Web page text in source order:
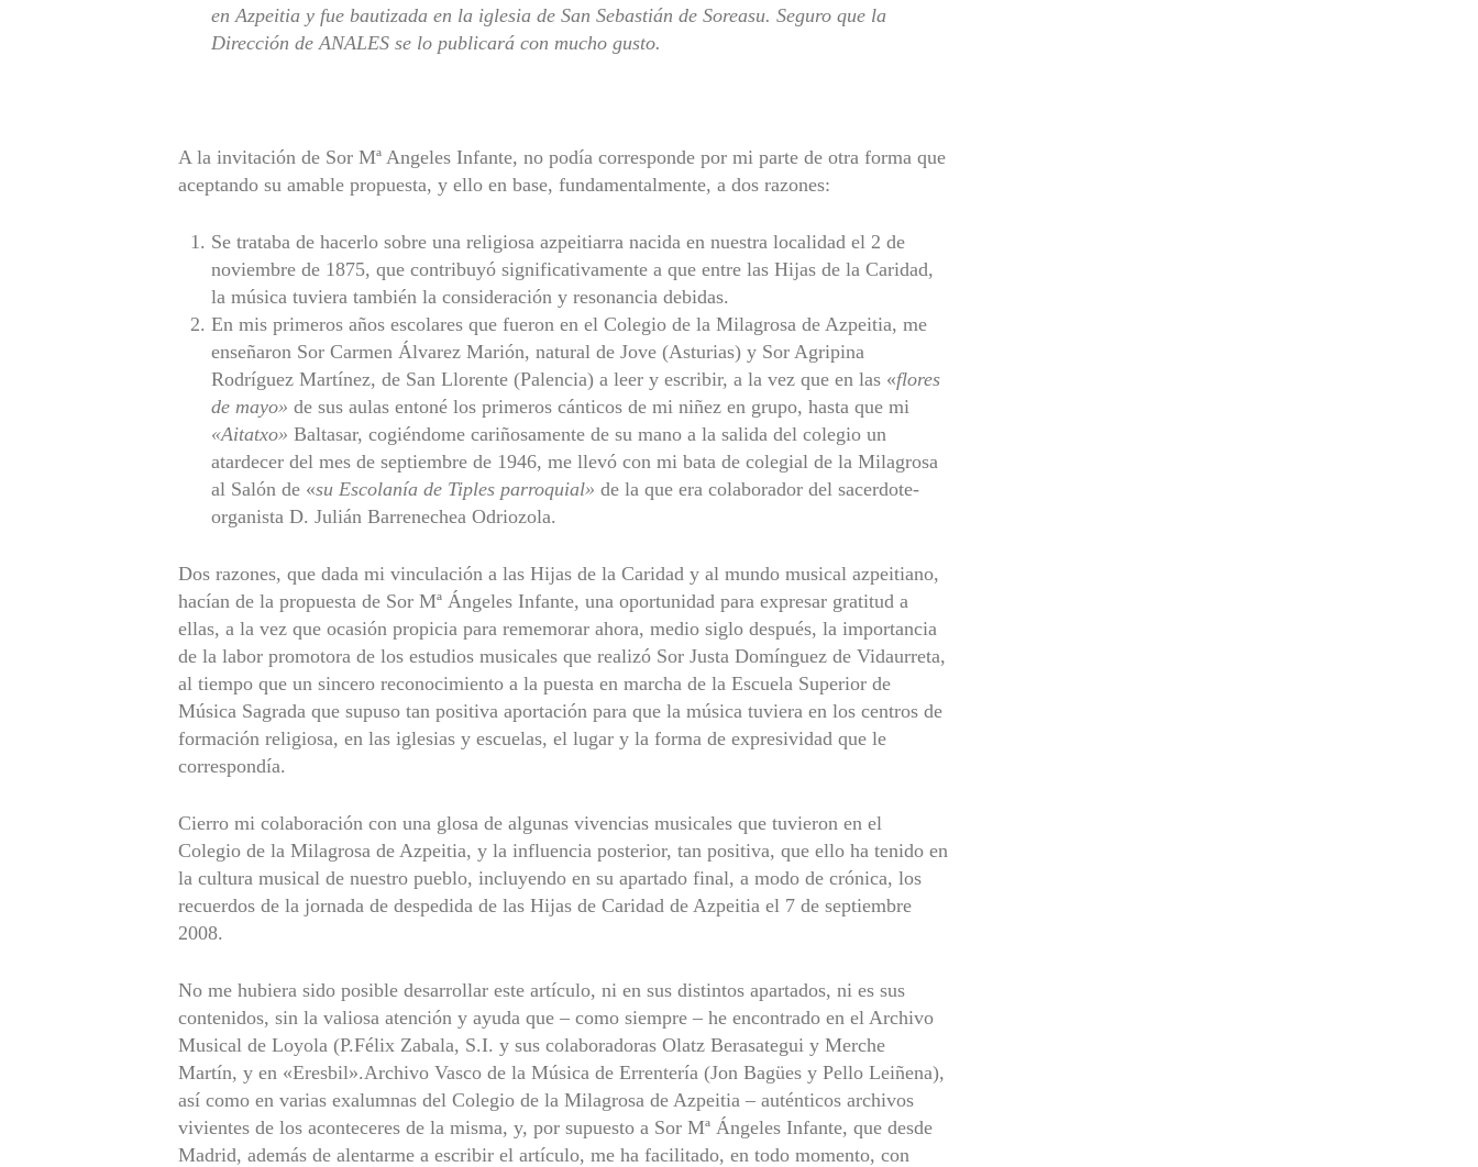
en Azpeitia y fue bautizada en la iglesia de San Sebastián de Soreasu. Seguro que la
Dirección de ANALES se lo publicará con mucho gusto.
A la invitación de Sor Mª Angeles Infante, no podía corresponde por mi parte de otra forma que
aceptando su amable propuesta, y ello en base, fundamentalmente, a dos razones:
Se trataba de hacerlo sobre una religiosa azpeitiarra nacida en nuestra localidad el 2 de
noviembre de 1875, que contribuyó significativamente a que entre las Hijas de la Caridad,
la música tuviera también la consideración y resonancia debidas.
En mis primeros años escolares que fueron en el Colegio de la Milagrosa de Azpeitia, me
enseñaron Sor Carmen Álvarez Marión, natural de Jove (Asturias) y Sor Agripina
Rodríguez Martínez, de San Llorente (Palencia) a leer y escribir, a la vez que en las «flores
de mayo» de sus aulas entoné los primeros cánticos de mi niñez en grupo, hasta que mi
«Aitatxo» Baltasar, cogiéndome cariñosamente de su mano a la salida del colegio un
atardecer del mes de septiembre de 1946, me llevó con mi bata de colegial de la Milagrosa
al Salón de «su Escolanía de Tiples parroquial» de la que era colaborador del sacerdote-
organista D. Julián Barrenechea Odriozola.
Dos razones, que dada mi vinculación a las Hijas de la Caridad y al mundo musical azpeitiano,
hacían de la propuesta de Sor Mª Ángeles Infante, una oportunidad para expresar gratitud a
ellas, a la vez que ocasión propicia para rememorar ahora, medio siglo después, la importancia
de la labor promotora de los estudios musicales que realizó Sor Justa Domínguez de Vidaurreta,
al tiempo que un sincero reconocimiento a la puesta en marcha de la Escuela Superior de
Música Sagrada que supuso tan positiva aportación para que la música tuviera en los centros de
formación religiosa, en las iglesias y escuelas, el lugar y la forma de expresividad que le
correspondía.
Cierro mi colaboración con una glosa de algunas vivencias musicales que tuvieron en el
Colegio de la Milagrosa de Azpeitia, y la influencia posterior, tan positiva, que ello ha tenido en
la cultura musical de nuestro pueblo, incluyendo en su apartado final, a modo de crónica, los
recuerdos de la jornada de despedida de las Hijas de Caridad de Azpeitia el 7 de septiembre
2008.
No me hubiera sido posible desarrollar este artículo, ni en sus distintos apartados, ni es sus
contenidos, sin la valiosa atención y ayuda que – como siempre – he encontrado en el Archivo
Musical de Loyola (P.Félix Zabala, S.I. y sus colaboradoras Olatz Berasategui y Merche
Martín, y en «Eresbil».Archivo Vasco de la Música de Errentería (Jon Bagües y Pello Leiñena),
así como en varias exalumnas del Colegio de la Milagrosa de Azpeitia – auténticos archivos
vivientes de los aconteceres de la misma, y, por supuesto a Sor Mª Ángeles Infante, que desde
Madrid, además de alentarme a escribir el artículo, me ha facilitado, en todo momento, con